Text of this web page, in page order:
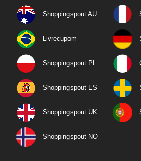
Shoppingspout AU
Livrecupom
Shoppingspout PL
Shoppingspout ES
Shoppingspout UK
Shoppingspout NO